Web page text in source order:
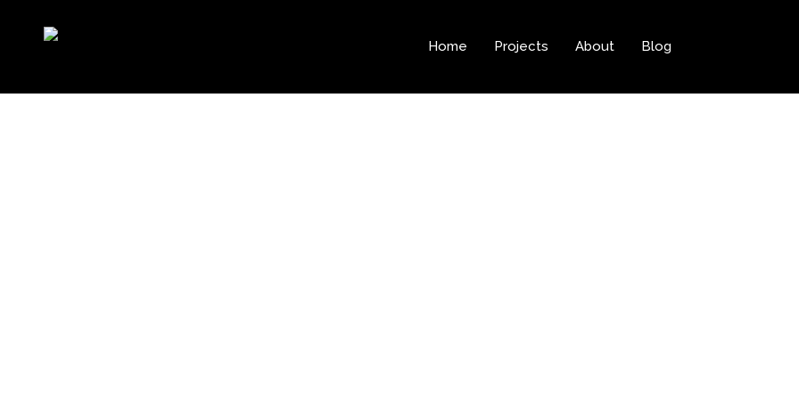
Home Projects About Blog